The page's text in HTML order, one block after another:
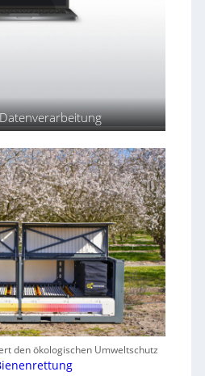
den ökologischen Umweltschutz